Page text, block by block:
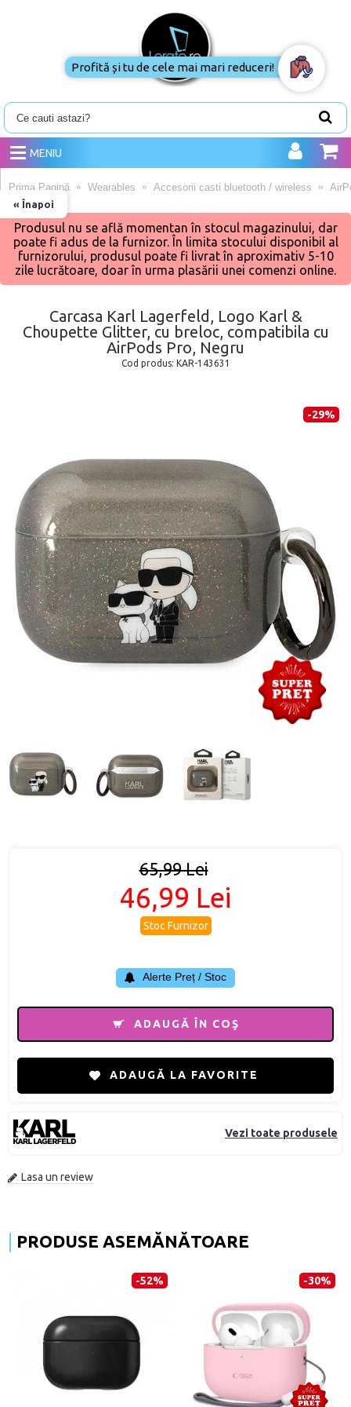
MENIU
« Înapoi
Prima Pagină Wearables Accesorii casti bluetooth / wireless
Produsul nu se află momentan în stocul magazinului, dar
poate fi adus de la furnizor. În limita stocului disponibil al
furnizorului, produsul poate fi livrat în aproximativ 5-10
zile lucrătoare, doar în urma plasării unei comenzi online.
Carcasa Karl Lagerfeld, Logo Karl &
Choupette Glitter, cu breloc, compatibila cu
AirPods Pro, Negru
Cod produs: KAR-143631
-29%
Vezi toate produsele
Lasa un review
65,99 Lei
46,99 Lei
Stoc Furnizor
Alerte Preț / Stoc
ADAUGĂ ÎN COŞ
ADAUGĂ LA FAVORITE
PRODUSE ASEMĂNĂTOARE
-52% -30%
Profită și tu de cele mai mari reduceri!